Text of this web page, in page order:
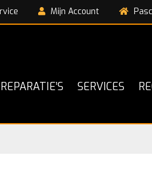
Mijn Account
REPARATIE’S SERVICES